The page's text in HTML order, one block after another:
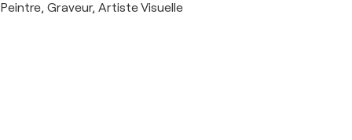
Peintre, Graveur, Artiste Visuelle